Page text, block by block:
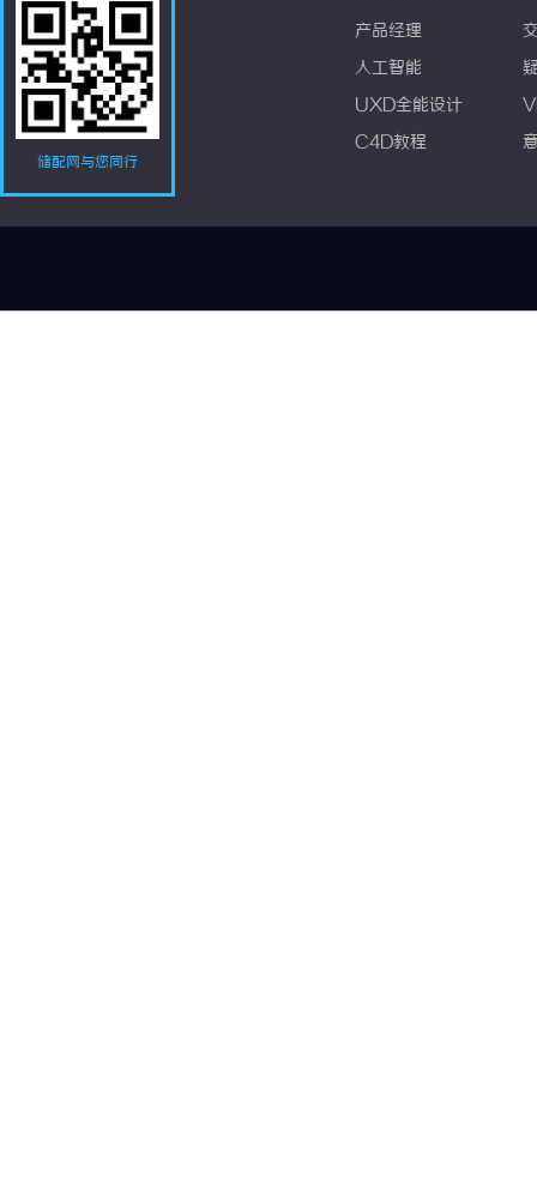
储配网与您同行
产品经理
人工智能
UXD全能设计
C4D教程